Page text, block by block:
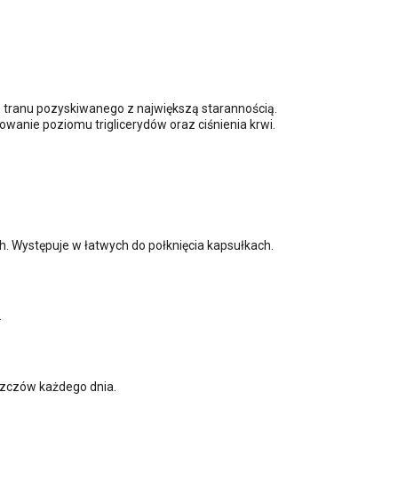
pozyskiwanego z największą starannością.
poziomu triglicerydów oraz ciśnienia krwi.
w łatwych do połknięcia kapsułkach.
każdego dnia.